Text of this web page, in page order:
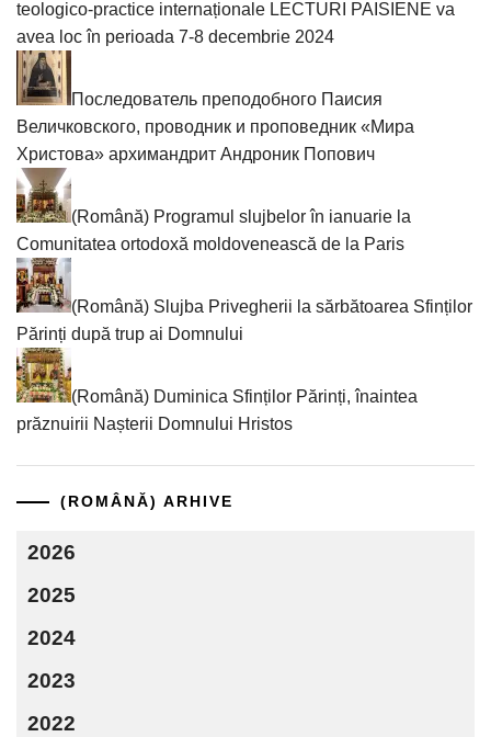
teologico-practice internaționale LECTURI PAISIENE va
avea loc în perioada 7-8 decembrie 2024
Последователь преподобного Паисия
Величковского, проводник и проповедник «Мира
Христова» архимандрит Андроник Попович
(Română) Programul slujbelor în ianuarie la
Comunitatea ortodoxă moldovenească de la Paris
(Română) Slujba Privegherii la sărbătoarea Sfinților
Părinți după trup ai Domnului
(Română) Duminica Sfinților Părinți, înaintea
prăznuirii Nașterii Domnului Hristos
(ROMÂNĂ) ARHIVE
2026
2025
2024
2023
2022